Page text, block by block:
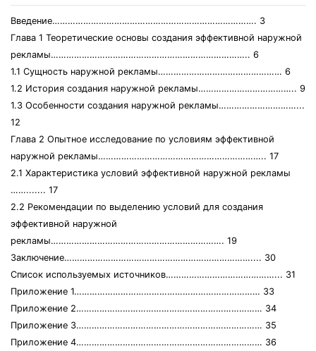
Введение……………………………………………………………………. 3
Глава 1 Теоретические основы создания эффективной наружной
рекламы………………………………………………………………….. 6
1.1 Сущность наружной рекламы………………………………………… 6
1.2 История создания наружной рекламы……………………………….. 9
1.3 Особенности создания наружной рекламы…………………………...
12
Глава 2 Опытное исследование по условиям эффективной
наружной рекламы……………………………………………………….. 17
2.1 Характеристика условий эффективной наружной рекламы
……....... 17
2.2 Рекомендации по выделению условий для создания
эффективной наружной
рекламы…………………………………………………………. 19
Заключение……………………………………………………………….... 30
Список используемых источников……………………………………... 31
Приложение 1……………………………………………………………… 33
Приложение 2……………………………………………………………… 34
Приложение 3……………………………………………………………… 35
Приложение 4……………………………………………………………… 36